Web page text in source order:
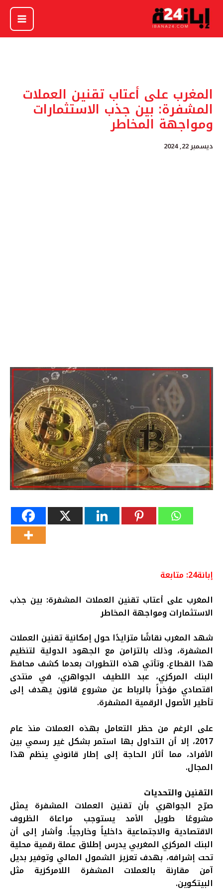
تخطي
المحتوى
المغرب على أعتاب تقنين العملات
المشفرة: بين جذب الاستثمارات
ومواجهة المخاطر
ديسمبر 22, 2024
إبانة24: متابعة
المغرب على أعتاب تقنين العملات المشفرة: بين جذب
الاستثمارات ومواجهة المخاطر
شهد المغرب نقاشًا متزايدًا حول إمكانية تقنين العملات
المشفرة، وذلك بالتزامن مع الجهود الدولية لتنظيم
هذا القطاع. وتأتي هذه التطورات بعدما كشف محافظ
البنك المركزي، عبد اللطيف الجواهري، في منتدى
اقتصادي مؤخراً بالرباط عن مشروع قانون يهدف إلى
تأطير الأصول الرقمية المشفرة.
على الرغم من حظر التعامل بهذه العملات منذ عام
2017، إلا أن التداول بها استمر بشكل غير رسمي بين
الأفراد، مما أثار الحاجة إلى إطار قانوني ينظم هذا
المجال.
التقنين والتحديات
صرّح الجواهري بأن تقنين العملات المشفرة يمثل
مشروعًا طويل الأمد يستوجب مراعاة الظروف
الاقتصادية والاجتماعية داخلياً وخارجياً. وأشار إلى أن
البنك المركزي المغربي يدرس إطلاق عملة رقمية محلية
تحت إشرافه، بهدف تعزيز الشمول المالي وتوفير بديل
آمن مقارنة بالعملات المشفرة اللامركزية مثل
البيتكوين.